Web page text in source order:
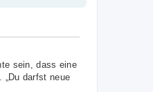
sein, dass eine
darfst neue